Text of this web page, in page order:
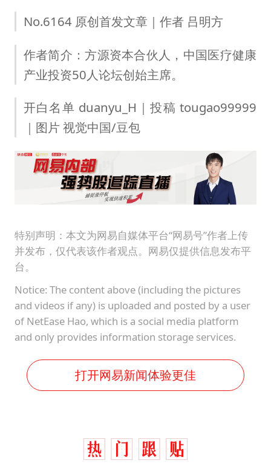
No.6164 原创首发文章｜作者 吕明方
作者简介：方源资本合伙人，中国医疗健康
产业投资50人论坛创始主席。
开白名单 duanyu_H｜投稿 tougao99999
｜图片 视觉中国/豆包
特别声明：本文为网易自媒体平台“网易号”作者上传
并发布，仅代表该作者观点。网易仅提供信息发布平
台。
Notice: The content above (including the pictures
and videos if any) is uploaded and posted by a user
of NetEase Hao, which is a social media platform
and only provides information storage services.
打开网易新闻体验更佳